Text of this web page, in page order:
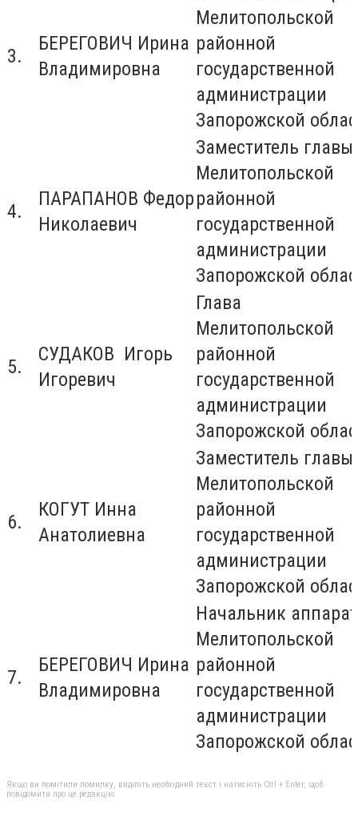
3.
БЕРЕГОВИЧ Ирина
Владимировна
Мелитопольской
районной
государственной
администрации
Запорожской
4.
ПАРАПАНОВ Федор
Николаевич
Заместитель главы
Мелитопольской
районной
государственной
администрации
Запорожской
5.
СУДАКОВ Игорь
Игоревич
Глава
Мелитопольской
районной
государственной
администрации
Запорожской
6.
КОГУТ Инна
Анатолиевна
Заместитель главы
Мелитопольской
районной
государственной
администрации
Запорожской
7.
БЕРЕГОВИЧ Ирина
Владимировна
Начальник
Мелитопольской
районной
государственной
администрации
Запорожской
Якщо ви помітили помилку, виділіть необхідний текст і натисніть Ctrl + Enter, щоб
повідомити про це редакцію